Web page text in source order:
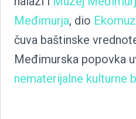
Međimurja, dio
čuva baštinske
Međimurska popovka
nematerijalne kulturne